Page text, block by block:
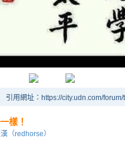
引用網址：https://city.udn.com/
樣！
（redhorse）